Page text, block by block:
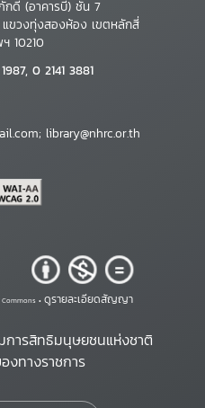
กดี (อาคารบี) ชั้น 7
ขวงทุ่งสองห้อง เขตหลักสี่
10210
0 2141 3881
library@nhrc.or.th
• ดูรายละเอียดสัญญา
ารสิทธิมนุษยชนแห่งชาติ
งทางราชการ